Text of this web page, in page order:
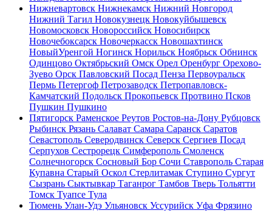
Нижневартовск Нижнекамск Нижний Новгород
Нижний Тагил Новокузнецк Новокуйбышевск
Новомосковск Новороссийск Новосибирск
Новочебоксарск Новочеркасск Новошахтинск
НовыйУренгой Ногинск Норильск Ноябрьск Обнинск
Одинцово Октябрьский Омск Орел Оренбург Орехово-
Зуево Орск Павловский Посад Пенза Первоуральск
Пермь Петергоф Петрозаводск Петропавловск-
Камчатский Подольск Прокопьевск Протвино Псков
Пушкин Пушкино
Пятигорск Раменское Реутов Ростов-на-Дону Рубцовск
Рыбинск Рязань Салават Самара Саранск Саратов
Севастополь Северодвинск Северск Сергиев Посад
Серпухов Сестрорецк Симферополь Смоленск
Солнечногорск Сосновый Бор Сочи Ставрополь Старая
Купавна Старый Оскол Стерлитамак Ступино Сургут
Сызрань Сыктывкар Таганрог Тамбов Тверь Тольятти
Томск Туапсе Тула
Тюмень Улан-Удэ Ульяновск Уссурийск Уфа Фрязино